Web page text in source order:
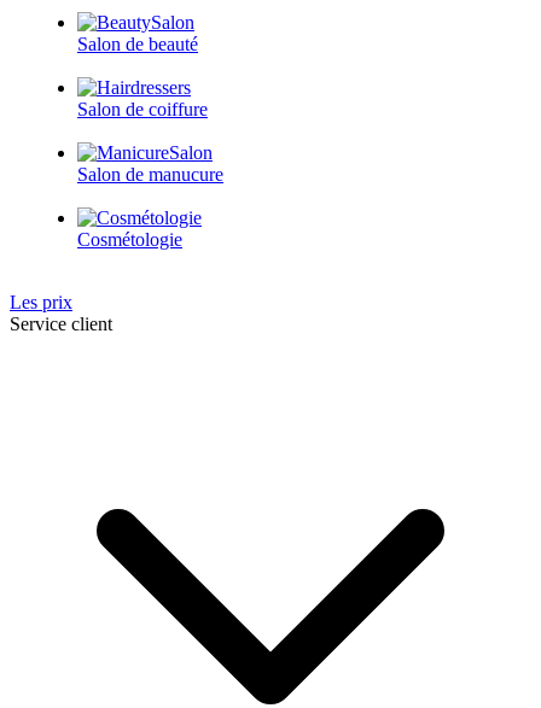
Salon de beauté
Salon de coiffure
Salon de manucure
Cosmétologie
Les prix
Service client